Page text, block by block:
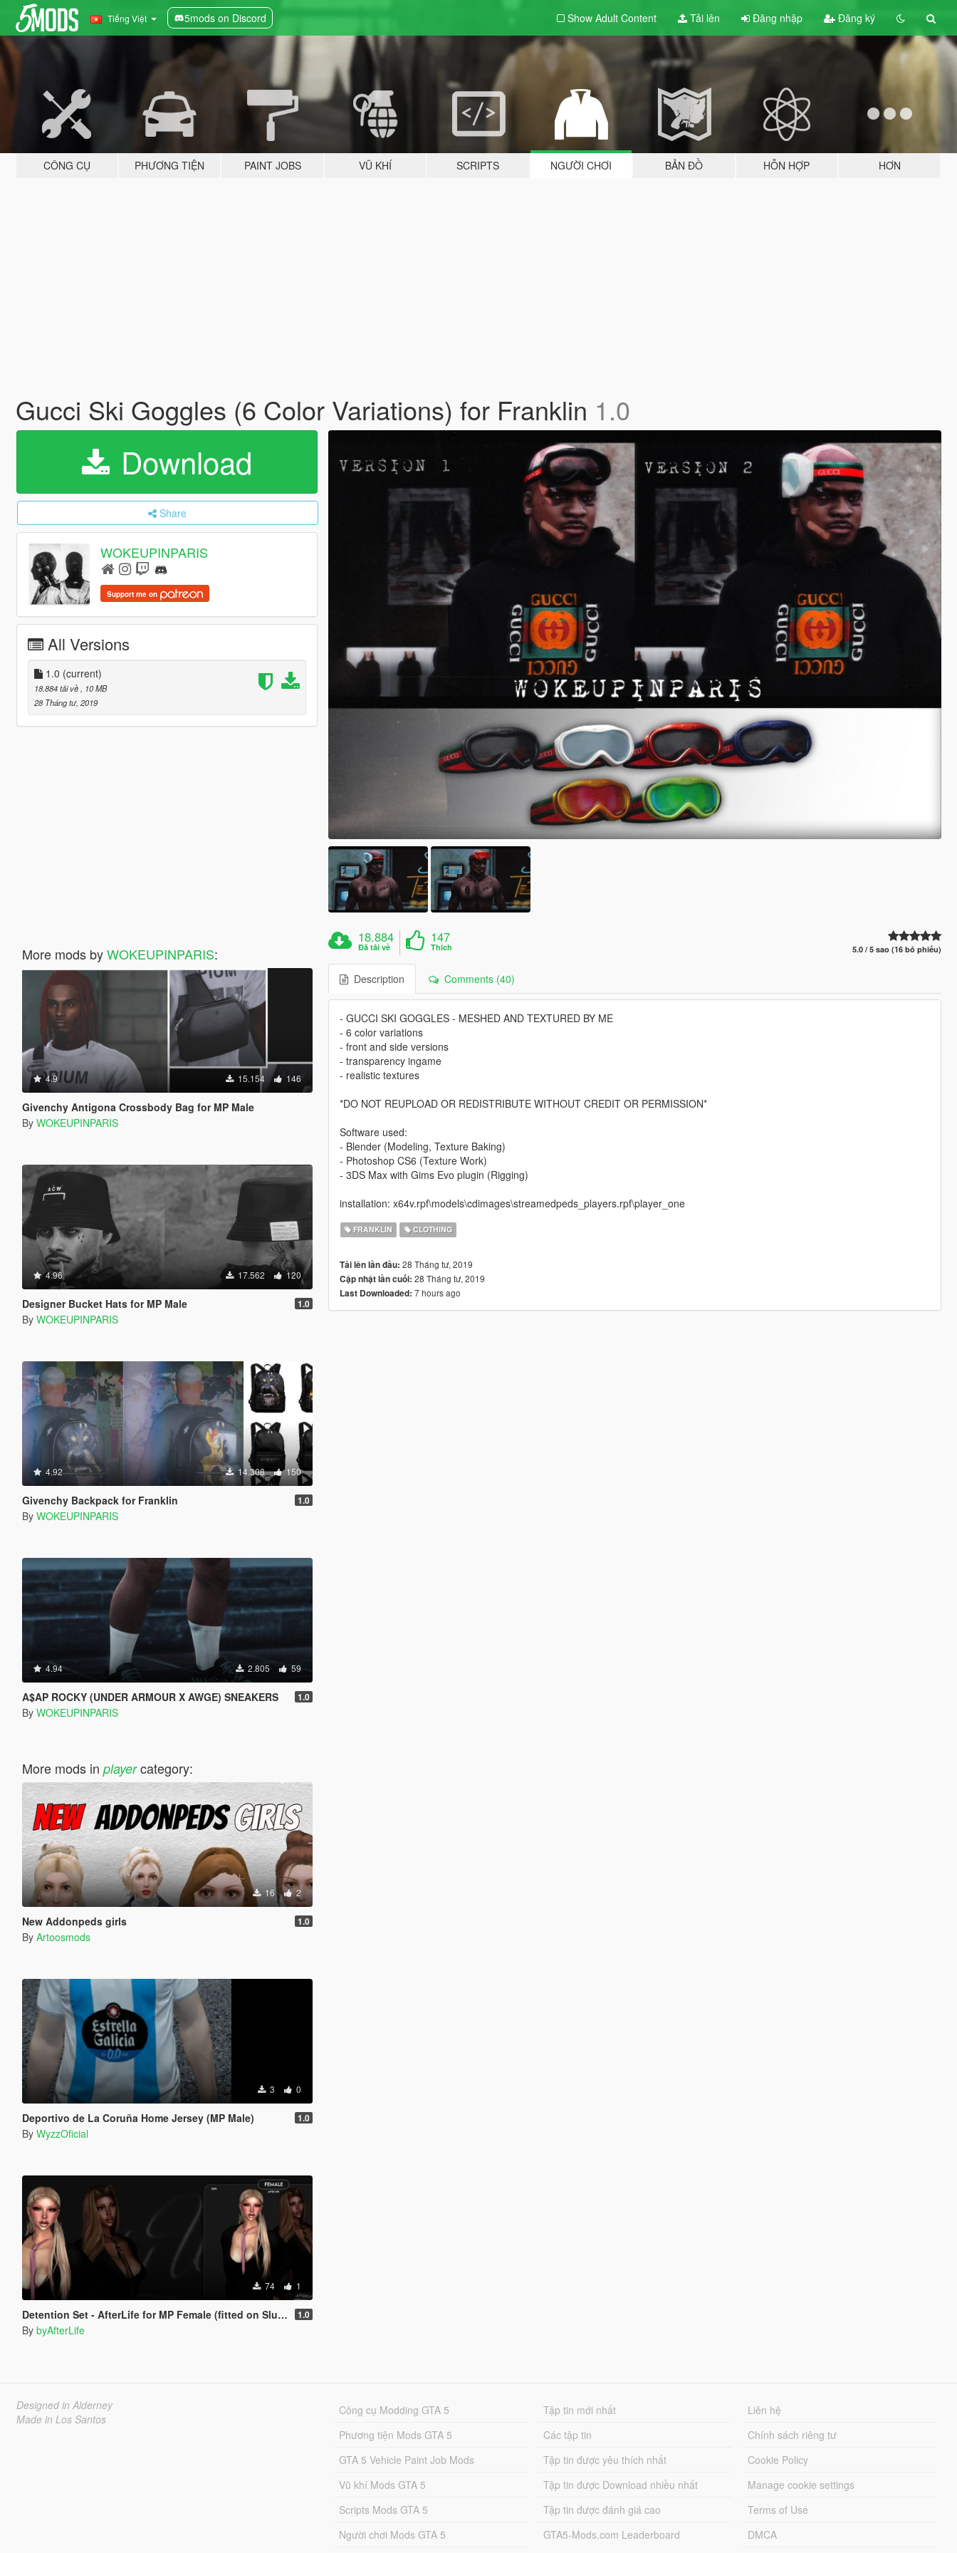
Tiếng Việt 5mods on Discord Show Adult Content Tải lên Đăng nhập Đăng ký
CÔNG CỤ PHƯƠNG TIỆN PAINT JOBS VŨ KHÍ SCRIPTS NGƯỜI CHƠI BẢN ĐỒ HỖN HỢP HƠN
Gucci Ski Goggles (6 Color Variations) for Franklin 1.0
Download
Share
WOKEUPINPARIS
Support me on
All Versions
1.0 (current)
18.884 tải về
, 10 MB
28 Tháng tư, 2019
More mods byWOKEUPINPARIS:
4.9 15.154 146
Givenchy Antigona Crossbody Bag for MP Male
By WOKEUPINPARIS
4.96 17.562 120
Designer Bucket Hats for MP Male 1.0
By WOKEUPINPARIS
4.92 14.308 150
Givenchy Backpack for Franklin 1.0
By WOKEUPINPARIS
4.94 2.805 59
A$AP ROCKY (UNDER ARMOUR X AWGE) SNEAKERS 1.0
By WOKEUPINPARIS
More mods in playercategory:
16 2
New Addonpeds girls 1.0
By Artoosmods
3 0
Deportivo de La Coruña Home Jersey (MP Male) 1.0
By WyzzOficial
74 1
Detention Set - AfterLife for MP Female (fitted on Slut Body) 1.0
By byAfterLife
18.884
Đã tải về
147
Thích 5.0 / 5 sao (16 bỏ phiếu)
Description Comments (40)
- GUCCI SKI GOGGLES - MESHED AND TEXTURED BY ME
- 6 color variations
- front and side versions
- transparency ingame
- realistic textures
*DO NOT REUPLOAD OR REDISTRIBUTE WITHOUT CREDIT OR PERMISSION*
Software used:
- Blender (Modeling, Texture Baking)
- Photoshop CS6 (Texture Work)
- 3DS Max with Gims Evo plugin (Rigging)
installation: x64v.rpf\models\cdimages\streamedpeds_players.rpf\player_one
FRANKLIN CLOTHING
Tải lên lần đầu: 28 Tháng tư, 2019
Cập nhật lần cuối: 28 Tháng tư, 2019
Last Downloaded: 7 hours ago
Designed in Alderney
Made in Los Santos
Công cụ Modding GTA 5
Phương tiện Mods GTA 5
GTA 5 Vehicle Paint Job Mods
Vũ khí Mods GTA 5
Scripts Mods GTA 5
Người chơi Mods GTA 5
Tập tin mới nhất
Các tập tin
Tập tin được yêu thích nhất
Tập tin được Download nhiều nhất
Tập tin được đánh giá cao
GTA5-Mods.com Leaderboard
Liên hệ
Chính sách riêng tư
Cookie Policy
Manage cookie settings
Terms of Use
DMCA